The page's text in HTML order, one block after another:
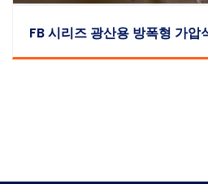
FB 시리즈 광산용 방폭형 가압